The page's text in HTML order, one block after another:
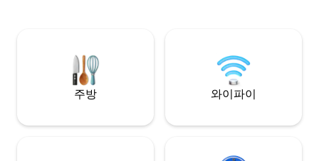
this studio offers everything you need
for a relaxing and stress-free stay.
주방 와이파이